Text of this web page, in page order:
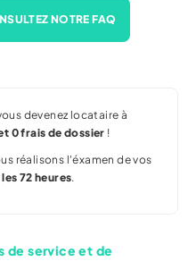
NOTRE FAQ
devenez locataire à
0 frais de dossier !
réalisons l'éxamen de vos
72 heures.
de service et de